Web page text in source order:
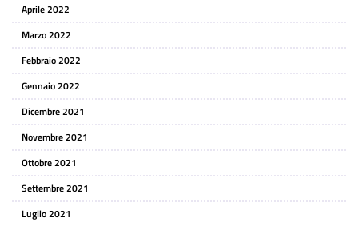
Aprile 2022
Marzo 2022
Febbraio 2022
Gennaio 2022
Dicembre 2021
Novembre 2021
Ottobre 2021
Settembre 2021
Luglio 2021